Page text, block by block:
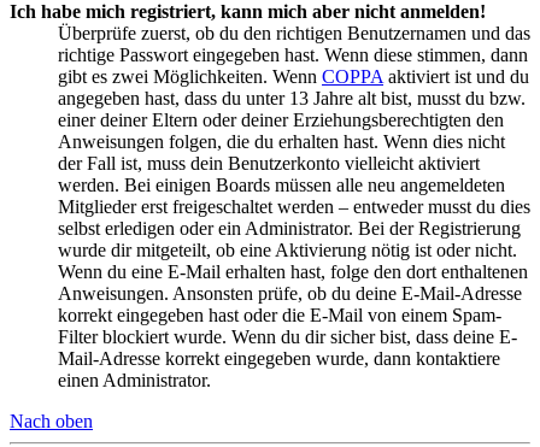
Ich habe mich registriert, kann mich aber nicht anmelden!
Überprüfe zuerst, ob du den richtigen Benutzernamen und das
richtige Passwort eingegeben hast. Wenn diese stimmen, dann
gibt es zwei Möglichkeiten. Wenn COPPA aktiviert ist und du
angegeben hast, dass du unter 13 Jahre alt bist, musst du bzw.
einer deiner Eltern oder deiner Erziehungsberechtigten den
Anweisungen folgen, die du erhalten hast. Wenn dies nicht
der Fall ist, muss dein Benutzerkonto vielleicht aktiviert
werden. Bei einigen Boards müssen alle neu angemeldeten
Mitglieder erst freigeschaltet werden – entweder musst du dies
selbst erledigen oder ein Administrator. Bei der Registrierung
wurde dir mitgeteilt, ob eine Aktivierung nötig ist oder nicht.
Wenn du eine E-Mail erhalten hast, folge den dort enthaltenen
Anweisungen. Ansonsten prüfe, ob du deine E-Mail-Adresse
korrekt eingegeben hast oder die E-Mail von einem Spam-
Filter blockiert wurde. Wenn du dir sicher bist, dass deine E-
Mail-Adresse korrekt eingegeben wurde, dann kontaktiere
einen Administrator.
Nach oben